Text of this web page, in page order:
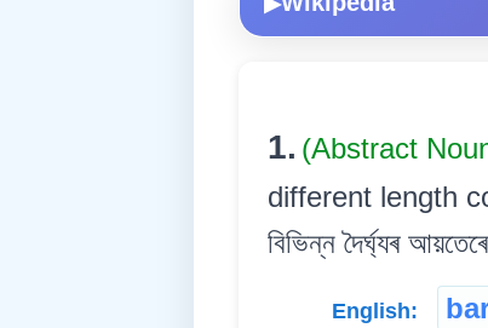
1. (Abstract
different length
বিভিন্ন দৈৰ্ঘ্যৰ
English: